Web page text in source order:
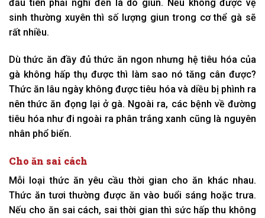
đầu tiên phải nghĩ đến là do giun. Nếu không được vệ
sinh thường xuyên thì số lượng giun trong cơ thể gà sẽ
rất nhiều.
Dù thức ăn đầy đủ thức ăn ngon nhưng hệ tiêu hóa của
gà không hấp thụ được thì làm sao nó tăng cân được?
Thức ăn lâu ngày không được tiêu hóa và diều bị phình ra
nên thức ăn đọng lại ở gà. Ngoài ra, các bệnh về đường
tiêu hóa như đi ngoài ra phân trắng xanh cũng là nguyên
nhân phổ biến.
Cho ăn sai cách
Mỗi loại thức ăn yêu cầu thời gian cho ăn khác nhau.
Thức ăn tươi thường được ăn vào buổi sáng hoặc trưa.
Nếu cho ăn sai cách, sai thời gian thì sức hấp thu không